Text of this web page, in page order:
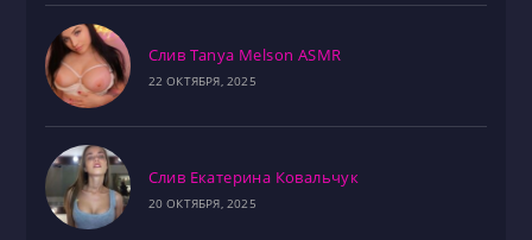
Слив Tanya Melson ASMR
22 ОКТЯБРЯ, 2025
Слив Екатерина Ковальчук
20 ОКТЯБРЯ, 2025